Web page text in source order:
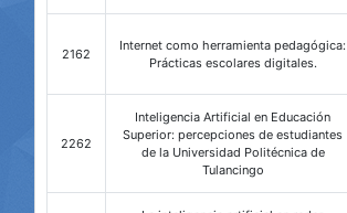
2162
Internet como herramienta pedagógica:
Prácticas escolares digitales.
2262
Inteligencia Artificial en Educación
Superior: percepciones de estudiantes
de la Universidad Politécnica de
Tulancingo